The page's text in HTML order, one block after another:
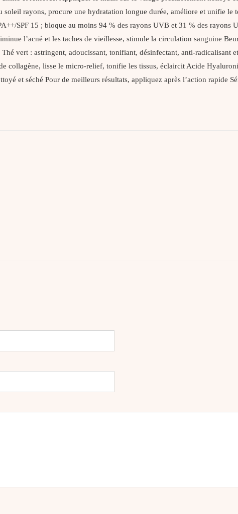
soleil rayons, procure une hydratation longue durée, améliore et unifie le
SPF 15 ; bloque au moins 94 % des rayons UVB et 31 % des rayons
l’acné et les taches de vieillesse, stimule la circulation sanguine
vert : astringent, adoucissant, tonifiant, désinfectant, anti‐radicalisant
collagène, lisse le micro‐relief, tonifie les tissus, éclaircit Acide
et séché Pour de meilleurs résultats, appliquez après l’action rapide